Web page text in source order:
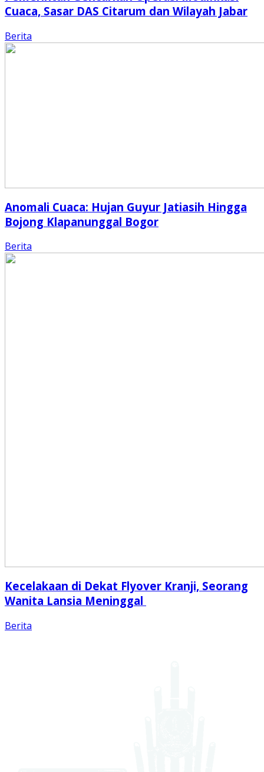
Cuaca, Sasar DAS Citarum dan Wilayah Jabar
Berita
Anomali Cuaca: Hujan Guyur Jatiasih Hingga
Bojong Klapanunggal Bogor
Berita
Kecelakaan di Dekat Flyover Kranji, Seorang
Wanita Lansia Meninggal
Berita